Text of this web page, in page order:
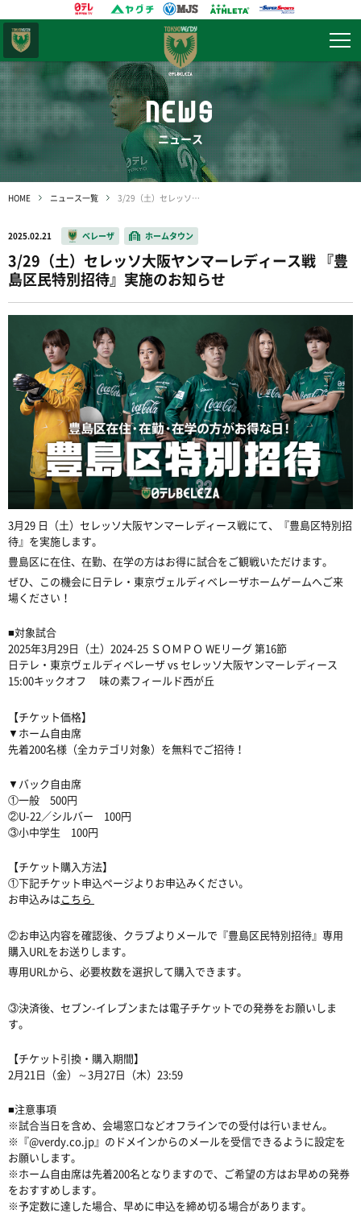
NEWS
ニュース
HOME ニュース一覧 3/29（土）セレッソ大阪ヤンマーレディース戦 『豊島区民特別招待』実施のお知らせ
2025.02.21 ベレーザ ホームタウン
3/29（土）セレッソ大阪ヤンマーレディース戦 『豊
島区民特別招待』実施のお知らせ
3月29 日（土）セレッソ大阪ヤンマーレディース戦にて、『豊島区特別招
待』を実施します。
豊島区に在住、在勤、在学の方はお得に試合をご観戦いただけます。
ぜひ、この機会に日テレ・東京ヴェルディベレーザホームゲームへご来
場ください！
■対象試合
2025年3月29日（土）2024-25 ＳＯＭＰＯ WEリーグ 第16節
日テレ・東京ヴェルディベレーザ vs セレッソ大阪ヤンマーレディース
15:00キックオフ 味の素フィールド西が丘
【チケット価格】
▼ホーム自由席
先着200名様（全カテゴリ対象）を無料でご招待！
▼バック自由席
①一般 500円
②U-22／シルバー 100円
③小中学生 100円
【チケット購入方法】
①下記チケット申込ページよりお申込みください。
お申込みはこちら
②お申込内容を確認後、クラブよりメールで『豊島区民特別招待』専用
購入URLをお送りします。
専用URLから、必要枚数を選択して購入できます。
③決済後、セブン-イレブンまたは電子チケットでの発券をお願いしま
す。
【チケット引換・購入期間】
2月21日（金）～3月27日（木）23:59
■注意事項
※試合当日を含め、会場窓口などオフラインでの受付は行いません。
※『@verdy.co.jp』のドメインからのメールを受信できるように設定を
お願いします。
※ホーム自由席は先着200名となりますので、ご希望の方はお早めの発券
をおすすめします。
※予定数に達した場合、早めに申込を締め切る場合があります。